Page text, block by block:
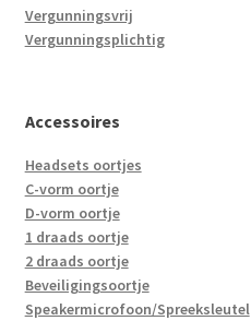
Vergunningsvrij
Vergunningsplichtig
Accessoires
Headsets oortjes
C-vorm oortje
D-vorm oortje
1 draads oortje
2 draads oortje
Beveiligingsoortje
Speakermicrofoon/Spreeksleutel